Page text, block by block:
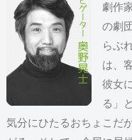
劇作
の劇
らぶ
は、
彼女
る」
気分にひたるおちょこだ